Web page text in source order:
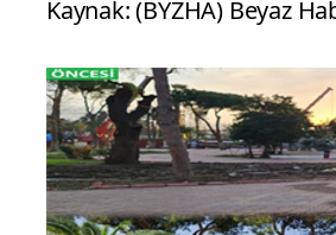
Kaynak: (BYZHA) Beyaz